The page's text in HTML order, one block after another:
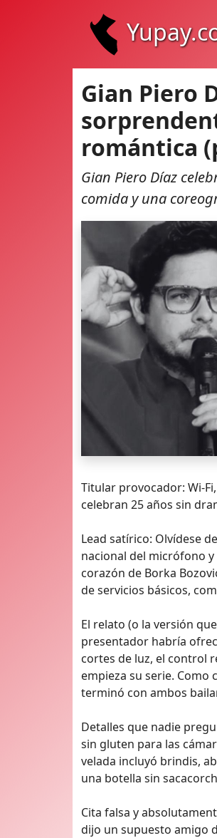
Gian Piero
romántica
Gian Piero Díaz
comida y una
Titular provocador:
celebran 25 años sin
Lead satírico: Olvídese
nacional del micrófono
corazón de Borka
de servicios básicos,
El relato (o la versión
presentador habría
cortes de luz, el control
empieza su serie.
terminó con ambos
Detalles que nadie
sin gluten para las
velada incluyó brindis,
una botella sin
Cita falsa y
dijo un supuesto amigo